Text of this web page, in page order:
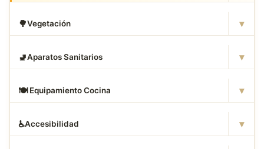
🌳Vegetación ▾
🚽Aparatos Sanitarios ▾
🍽️ Equipamiento Cocina ▾
♿Accesibilidad ▾